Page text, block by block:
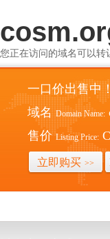
您正在访问的域名可以转
一口价出售中
域名 Domain Name:
售价 Listing Price:
立即购买 >>